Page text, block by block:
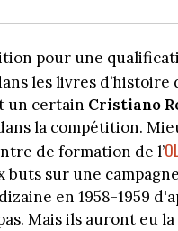
pour une
les livres d’histoire
un certain Cristiano
la compétition.
de formation de l’
sur une
en 1958-1959
Mais ils auront eu